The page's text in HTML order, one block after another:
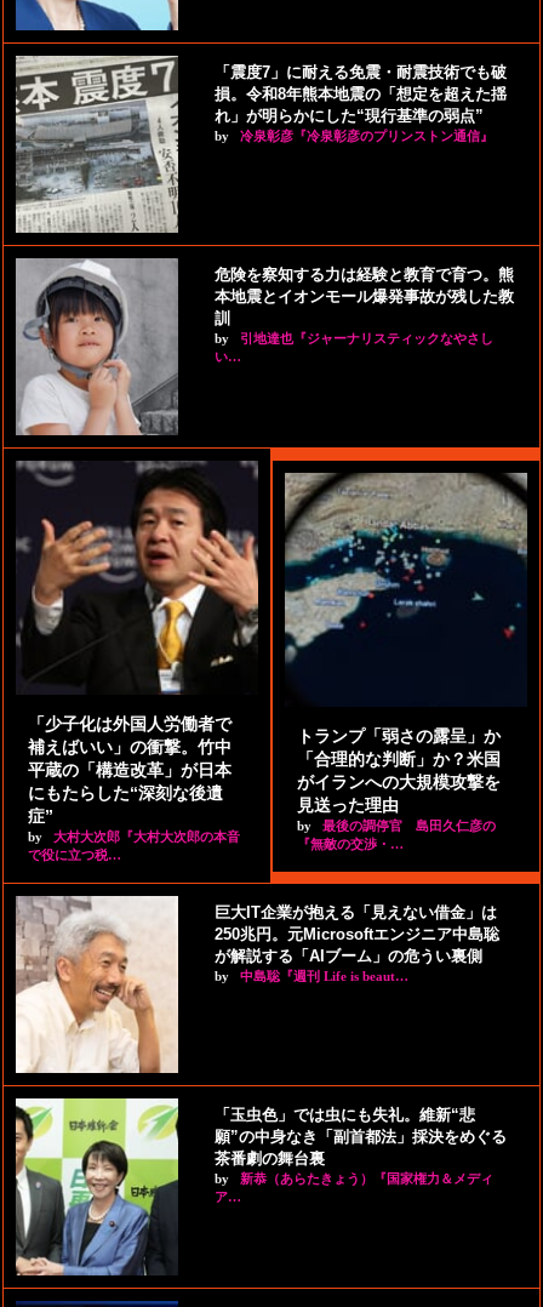
「震度7」に耐える免震・耐震技術でも破
損。令和8年熊本地震の「想定を超えた揺
れ」が明らかにした“現行基準の弱点”
by 冷泉彰彦『冷泉彰彦のプリンストン通信』
危険を察知する力は経験と教育で育つ。熊
本地震とイオンモール爆発事故が残した教
訓
by
引地達也『ジャーナリスティックなやさし
い…
「少子化は外国人労働者で
補えばいい」の衝撃。竹中
平蔵の「構造改革」が日本
にもたらした“深刻な後遺
症”
by
大村大次郎『大村大次郎の本音
で役に立つ税…
トランプ「弱さの露呈」か
「合理的な判断」か？米国
がイランへの大規模攻撃を
見送った理由
by
最後の調停官 島田久仁彦の
『無敵の交渉・…
巨大IT企業が抱える「見えない借金」は
250兆円。元Microsoftエンジニア中島聡
が解説する「AIブーム」の危うい裏側
by 中島聡『週刊 Life is beaut…
「玉虫色」では虫にも失礼。維新“悲
願”の中身なき「副首都法」採決をめぐる
茶番劇の舞台裏
by
新恭（あらたきょう）『国家権力＆メディ
ア…